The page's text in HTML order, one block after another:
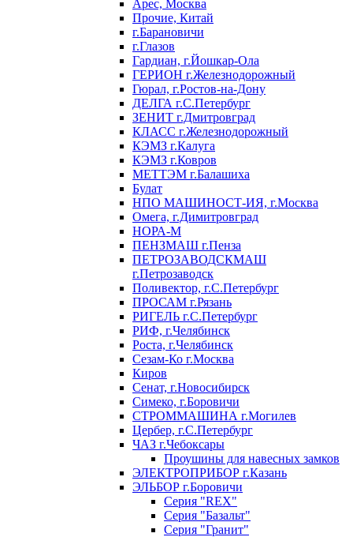
Арес, Москва
Прочие, Китай
г.Барановичи
г.Глазов
Гардиан, г.Йошкар-Ола
ГЕРИОН г.Железнодорожный
Гюрал, г.Ростов-на-Дону
ДЕЛГА г.С.Петербург
ЗЕНИТ г.Дмитровград
КЛАСС г.Железнодорожный
КЭМЗ г.Калуга
КЭМЗ г.Ковров
МЕТТЭМ г.Балашиха
Булат
НПО МАШИНОСТ-ИЯ, г.Москва
Омега, г.Димитровград
НОРА-М
ПЕНЗМАШ г.Пенза
ПЕТРОЗАВОДСКМАШ
г.Петрозаводск
Поливектор, г.С.Петербург
ПРОСАМ г.Рязань
РИГЕЛЬ г.С.Петербург
РИФ, г.Челябинск
Роста, г.Челябинск
Сезам-Ко г.Москва
Киров
Сенат, г.Новосибирск
Симеко, г.Боровичи
СТРОММАШИНА г.Могилев
Цербер, г.С.Петербург
ЧАЗ г.Чебоксары
Проушины для навесных замков
ЭЛЕКТРОПРИБОР г.Казань
ЭЛЬБОР г.Боровичи
Серия "REX"
Серия "Базальт"
Серия "Гранит"